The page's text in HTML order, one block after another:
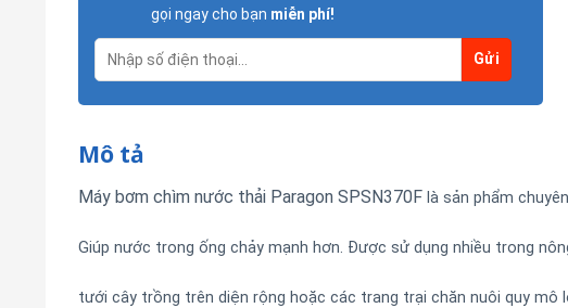
gọi ngay cho bạn miễn phí!
Mô tả
Máy bơm chìm nước thải Paragon SPSN370F là sản phẩm
Giúp nước trong ống chảy mạnh hơn. Được sử dụng nhiều trong
tưới cây trồng trên diện rộng hoặc các trang trại chăn nuôi quy mô